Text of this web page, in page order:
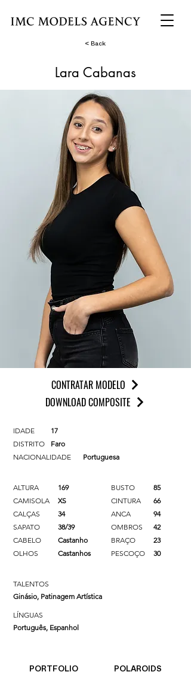
< Back
Lara Cabanas
CONTRATAR MODELO
DOWNLOAD COMPOSITE
IDADE
17
DISTRITO
Faro
NACIONALIDADE
Portuguesa
ALTURA
169
CAMISOLA
XS
CALÇAS
34
SAPATO
38/39
CABELO
Castanho
OLHOS
Castanhos
BUSTO
85
CINTURA
66
ANCA
94
OMBROS
42
BRAÇO
23
PESCOÇO
30
TALENTOS
Ginásio, Patinagem Artística
LÍNGUAS
Português, Espanhol
PORTFOLIO POLAROIDS